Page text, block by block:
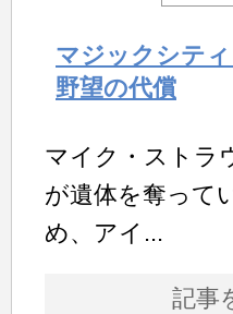
マジックシテ
野望の代償
マイク・ストラ
が遺体を奪って
め、アイ...
記事